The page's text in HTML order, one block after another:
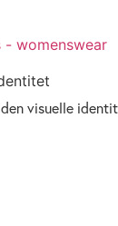
visuelle